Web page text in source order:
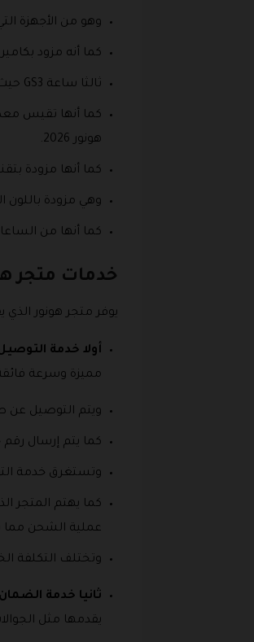
وهو من الأجهزة
كما أنه مزود
ثالثا ساعة GS3 حيث أنها من أجود أنواع الساعات المزودة بزجاج منحني وهو تقريبا 3D، كما أنها مزودة ببطارية تدوم لمدة تصل إلى 14 يوم.
كما أنها تقيس
هونور 2026.
كما أنها مزودة
وهي مزودة باللون
كما أنها من
خدمات متجر
يوفر متجر هونور
أولا خدمة
مميزة وسرعة
ويتم التوصيل
كما يتم إرسال
وتستغرق خدمة التوصيل حوالي 5 أيام على الأكثر حيث يعتمد
عملية الشحن مما
وتختلف التكلفة
ثانيا خدمة
يقدمها مثل